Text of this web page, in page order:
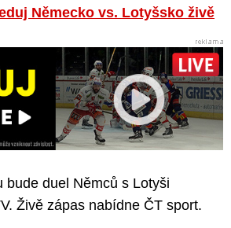
Německo vs. Lotyšsko živě
bude duel Němců s Lotyši
Živě zápas nabídne ČT sport.